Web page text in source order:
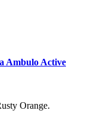
Ambulo Active
Orange.